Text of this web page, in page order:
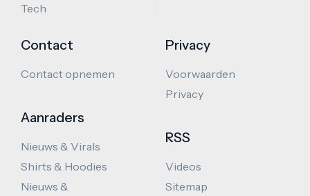
Tech
Contact
Contact opnemen
Aanraders
Nieuws & Virals
Shirts & Hoodies
Nieuws &
Privacy
Voorwaarden
Privacy
RSS
Videos
Sitemap